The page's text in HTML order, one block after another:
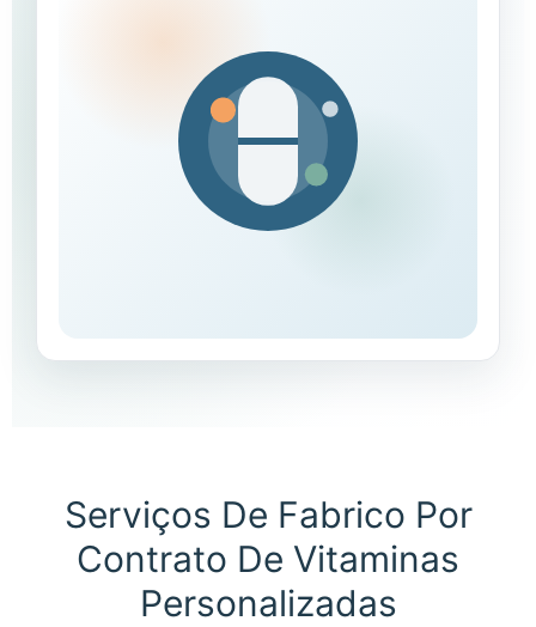
Serviços De Fabrico Por
Contrato De Vitaminas
Personalizadas